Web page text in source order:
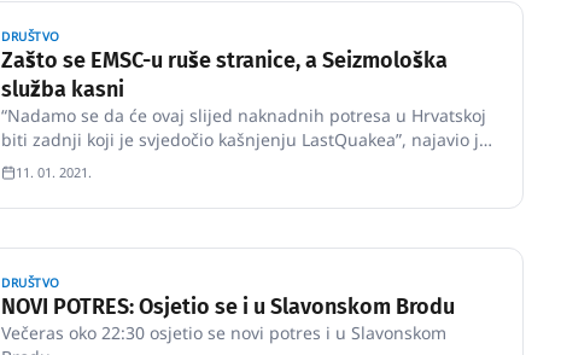
DRUŠTVO
Zašto se EMSC-u ruše stranice, a Seizmološka
služba kasni
“Nadamo se da će ovaj slijed naknadnih potresa u Hrvatskoj
biti zadnji koji je svjedočio kašnjenju LastQuakea”, najavio je
Bossu, dodavši da u budućnosti žele ojačati sustav i proširiti
ga tako da obuhvati i svijest i spremnost na potrese, a ne
samo brze informacije.
11. 01. 2021.
DRUŠTVO
NOVI POTRES: Osjetio se i u Slavonskom Brodu
Večeras oko 22:30 osjetio se novi potres i u Slavonskom